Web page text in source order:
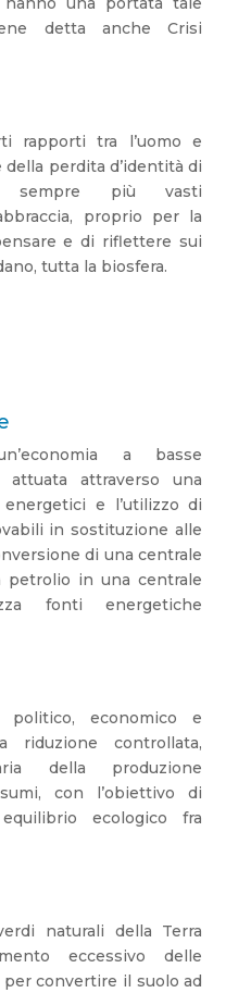
detta anche Crisi
rapporti tra l’uomo e
perdita d’identità di
più vasti
proprio per la
e di riflettere sui
tutta la biosfera.
a basse
attraverso una
e l’utilizzo di
in sostituzione alle
di una centrale
in una centrale
fonti energetiche
economico e
riduzione controllata,
della produzione
con l’obiettivo di
ecologico fra
naturali della Terra
eccessivo delle
convertire il suolo ad